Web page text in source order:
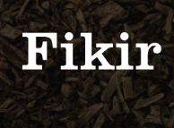
Fikir
Kazanı